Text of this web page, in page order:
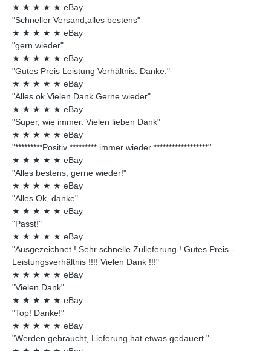
★ ★ ★ ★ ★ eBay
"Schneller Versand,alles bestens"
★ ★ ★ ★ ★ eBay
"gern wieder"
★ ★ ★ ★ ★ eBay
"Gutes Preis Leistung Verhältnis. Danke."
★ ★ ★ ★ ★ eBay
"Alles ok Vielen Dank Gerne wieder"
★ ★ ★ ★ ★ eBay
"Super, wie immer. Vielen lieben Dank"
★ ★ ★ ★ ★ eBay
"*********Positiv ********* immer wieder ******************"
★ ★ ★ ★ ★ eBay
"Alles bestens, gerne wieder!"
★ ★ ★ ★ ★ eBay
"Alles Ok, danke"
★ ★ ★ ★ ★ eBay
"Passt!"
★ ★ ★ ★ ★ eBay
"Ausgezeichnet ! Sehr schnelle Zulieferung ! Gutes Preis -
Leistungsverhältnis !!!! Vielen Dank !!!"
★ ★ ★ ★ ★ eBay
"Vielen Dank"
★ ★ ★ ★ ★ eBay
"Top! Danke!"
★ ★ ★ ★ ★ eBay
"Werden gebraucht, Lieferung hat etwas gedauert."